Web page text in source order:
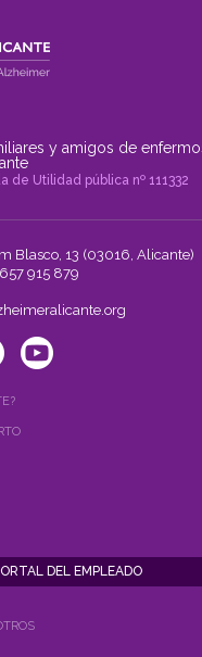
y amigos de
de Utilidad pública nº 111332
Blasco, 13 (03016, Alicante)
915 879